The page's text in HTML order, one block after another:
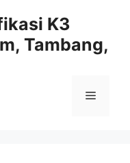
K3
Tambang,
Menu